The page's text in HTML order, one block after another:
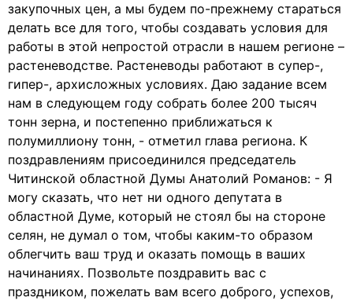
закупочных цен, а мы будем по-прежнему стараться
делать все для того, чтобы создавать условия для
работы в этой непростой отрасли в нашем регионе –
растеневодстве. Растеневоды работают в супер-,
гипер-, архисложных условиях. Даю задание всем
нам в следующем году собрать более 200 тысяч
тонн зерна, и постепенно приближаться к
полумиллиону тонн, - отметил глава региона. К
поздравлениям присоединился председатель
Читинской областной Думы Анатолий Романов: - Я
могу сказать, что нет ни одного депутата в
областной Думе, который не стоял бы на стороне
селян, не думал о том, чтобы каким-то образом
облегчить ваш труд и оказать помощь в ваших
начинаниях. Позвольте поздравить вас с
праздником, пожелать вам всего доброго, успехов,